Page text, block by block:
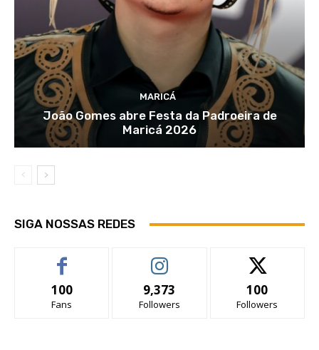
MARICÁ
João Gomes abre Festa da Padroeira de
Maricá 2026
SIGA NOSSAS REDES
100
Fans
9,373
Followers
100
Followers